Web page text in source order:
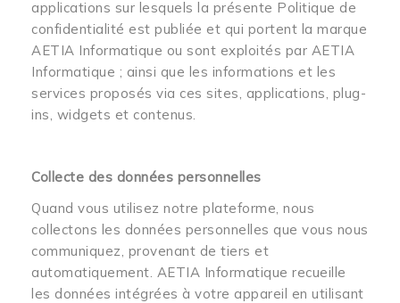
applications sur lesquels la présente Politique de
confidentialité est publiée et qui portent la marque
AETIA Informatique ou sont exploités par AETIA
Informatique ; ainsi que les informations et les
services proposés via ces sites, applications, plug-
ins, widgets et contenus.
Collecte des données personnelles
Quand vous utilisez notre plateforme, nous
collectons les données personnelles que vous nous
communiquez, provenant de tiers et
automatiquement. AETIA Informatique recueille
les données intégrées à votre appareil en utilisant